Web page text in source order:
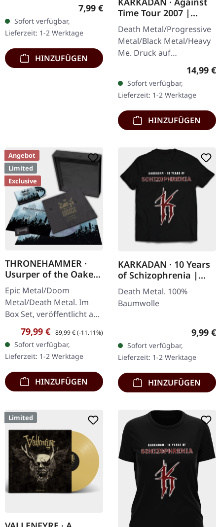
Artwork 100% BaumwolleRegulärer Preis:
7,99 €
Sofort verfügbar,
Lieferzeit: 1-2 Werktage
HINZUFÜGEN
Time Tour 2007 |
GIRLIE
Death Metal/Progressive
Metal/Black Metal/Heavy
Me. Druck auf
Rückseite. Front Logo,
Rückseite: Tourdaten.
100% Baumwolle
14,99 €
Sofort verfügbar,
Lieferzeit: 1-2 Werktage
HINZUFÜGEN
Angebot
Limited
Exclusive
THRONEHAMMER ·
Usurper of the Oaken
Throne | WOODEN LP
BOX SET
Epic Metal/Doom
Metal/Death Metal. Im
Box Set, veröffentlicht am
08.03.2024, auf Supreme
Chaos Records. Ultra
schwere, handgearbeitete
Holzbox mit…
Verkaufspreis:
79,99 € Regulärer Preis:
89,99 €(-11.11%)
Sofort verfügbar,
Lieferzeit: 1-2 Werktage
HINZUFÜGEN
KARKADAN · 10 Years
of Schizophrenia |
LONGSLEEVE
Death Metal. 100%
Baumwolle
9,99 €
Sofort verfügbar,
Lieferzeit: 1-2 Werktage
HINZUFÜGEN
Limited